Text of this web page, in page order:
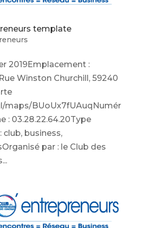
template
2019Emplacement :
Rue Winston Churchill, 59240
maps/BUoUx7fUAuqNumér
: 03.28.22.64.20Type
club, business,
par : le Club des